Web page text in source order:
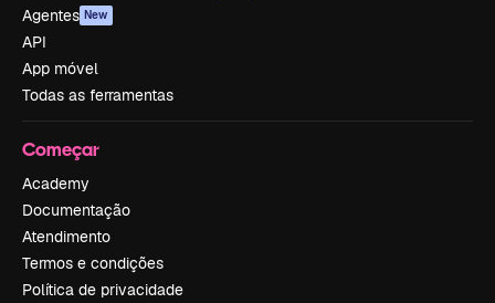
Agentes New
API
App móvel
Todas as ferramentas
Começar
Academy
Documentação
Atendimento
Termos e condições
Política de privacidade